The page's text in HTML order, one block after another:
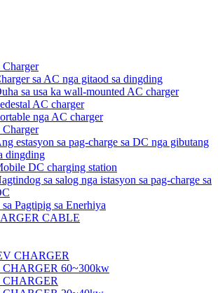
sa AC nga gitaod sa dingding
sa usa ka wall-mounted AC charger
AC charger
nga AC charger
estasyon sa pag-charge sa DC nga gibutang
dingding
DC charging station
sa salog nga istasyon sa pag-charge sa
sa Pagtipig sa Enerhiya
CABLE
CHARGER
60~300kw